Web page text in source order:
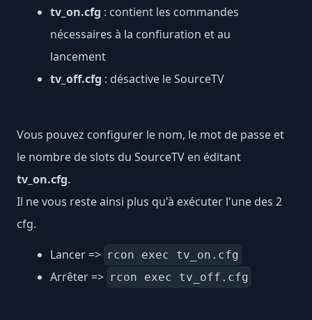
tv_on.cfg : contient les commandes
nécessaires à la confiuration et au
lancement
tv_off.cfg : désactive le SourceTV
Vous pouvez configurer le nom, le mot de passe et
le nombre de slots du SourceTV en éditant
tv_on.cfg.
Il ne vous reste ainsi plus qu'à exécuter l'une des 2
cfg.
Lancer => rcon exec tv_on.cfg
Arrêter => rcon exec tv_off.cfg